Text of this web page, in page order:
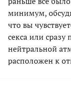
минимум,
что вы
секса или
нейтральной
расположен к